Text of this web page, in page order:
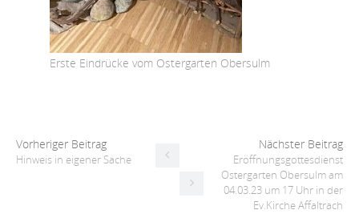
Erste Eindrücke vom Ostergarten Obersulm
Vorheriger Beitrag
Hinweis in eigener Sache
Nächster Beitrag
Eröffnungsgottesdienst
Ostergarten Obersulm am
04.03.23 um 17 Uhr in der
Ev.Kirche Affaltrach